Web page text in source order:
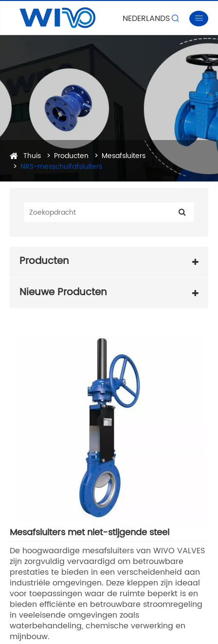
NEDERLANDS 
Thuis Producten
Mesafsluiters
NRS-messchuifafsluiters
Producten
Nieuwe Producten
Mesafsluiters met niet-stijgende steel
De hoogwaardige mesafsluiters van WIVO VALVES
zijn zorgvuldig vervaardigd om betrouwbare
prestaties te bieden in een verscheidenheid aan
industriële omgevingen. Deze kleppen zijn ideaal
voor toepassingen waar de ruimte beperkt is en
bieden efficiënte en betrouwbare stroomregeling
in veeleisende omgevingen zoals
waterbehandeling, chemische verwerking en
mijnbouw.